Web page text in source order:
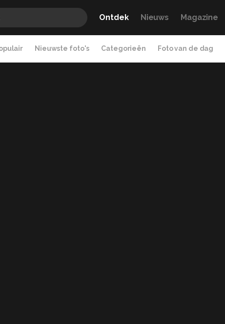
Ontdek Nieuws Magazine
Nieuwste foto's Categorieën Foto van de dag